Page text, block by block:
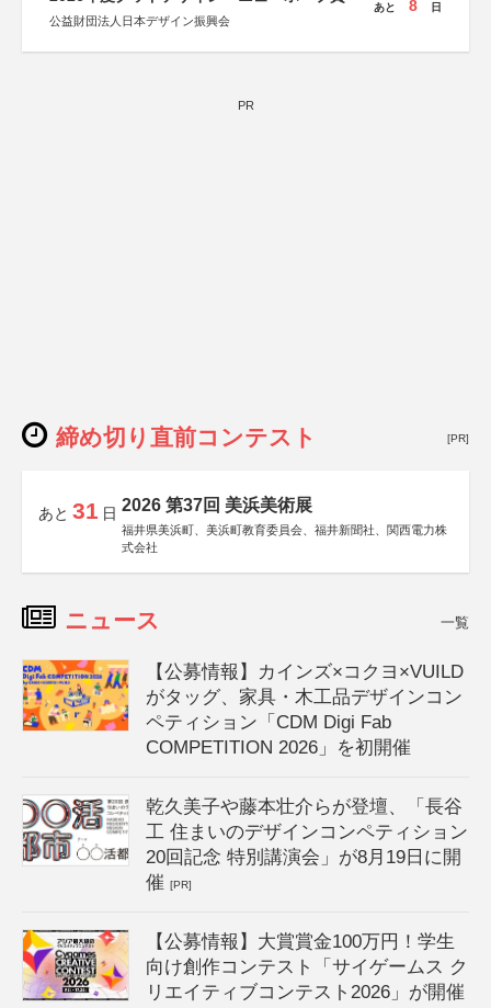
公益財団法人日本デザイン振興会
あと 8 日
PR
締め切り直前コンテスト [PR]
あと 31 日 2026 第37回 美浜美術展
福井県美浜町、美浜町教育委員会、福井新聞社、関西電力株
式会社
ニュース 一覧
【公募情報】カインズ×コクヨ×VUILD
がタッグ、家具・木工品デザインコン
ペティション「CDM Digi Fab
COMPETITION 2026」を初開催
乾久美子や藤本壮介らが登壇、「長谷
工 住まいのデザインコンペティション
20回記念 特別講演会」が8月19日に開
催[PR]
【公募情報】大賞賞金100万円！学生
向け創作コンテスト「サイゲームス ク
リエイティブコンテスト2026」が開催